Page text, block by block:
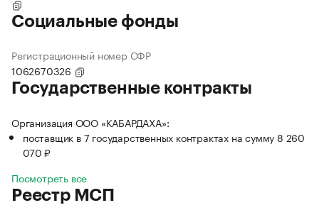
Социальные фонды
Регистрационный номер СФР
1062670326
Государственные контракты
Организация ООО «КАБАРДАХА»:
поставщик в 7 государственных контрактах на сумму 8 260
070 ₽
Посмотреть все
Реестр МСП